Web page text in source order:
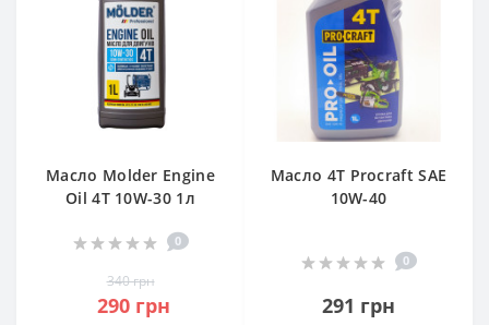
Масло Molder Engine
Oil 4T 10W-30 1л
0
340 грн
290 грн
Масло 4Т Procraft SAE
10W-40
0
291 грн